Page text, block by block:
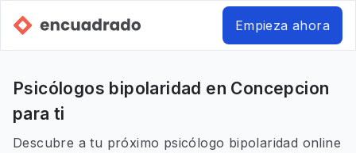
Empieza ahora
Psicólogos bipolaridad en Concepcion
para ti
Descubre a tu próximo psicólogo bipolaridad online